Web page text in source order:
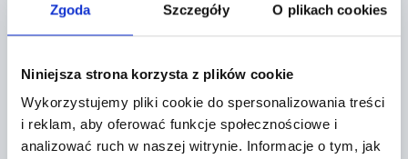
Zgoda Szczegóły O plikach cookies
Niniejsza strona korzysta z plików cookie
Wykorzystujemy pliki cookie do spersonalizowania treści
i reklam, aby oferować funkcje społecznościowe i
analizować ruch w naszej witrynie. Informacje o tym, jak
Miękinia,
−